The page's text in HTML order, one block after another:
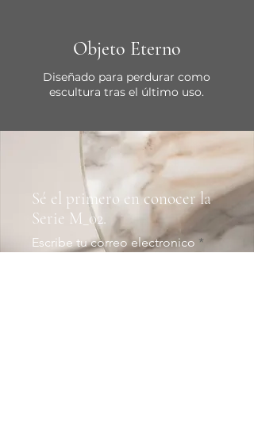
Objeto Eterno
Diseñado para perdurar como
escultura tras el último uso.
Sé el primero en conocer la
Serie M_02.
Escribe tu correo electronico